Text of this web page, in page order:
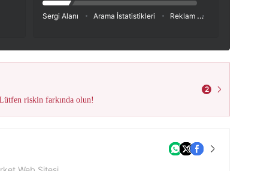
Sergi Alanı Arama İstatistikleri Reklam
riskin farkında olun!
2